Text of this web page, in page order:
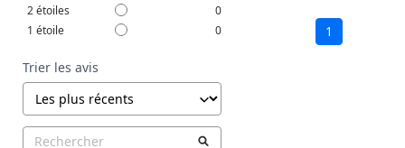
2étoiles
0
1 étoile 0
Trier les avis
1